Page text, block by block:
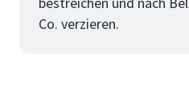
Co. verzieren.